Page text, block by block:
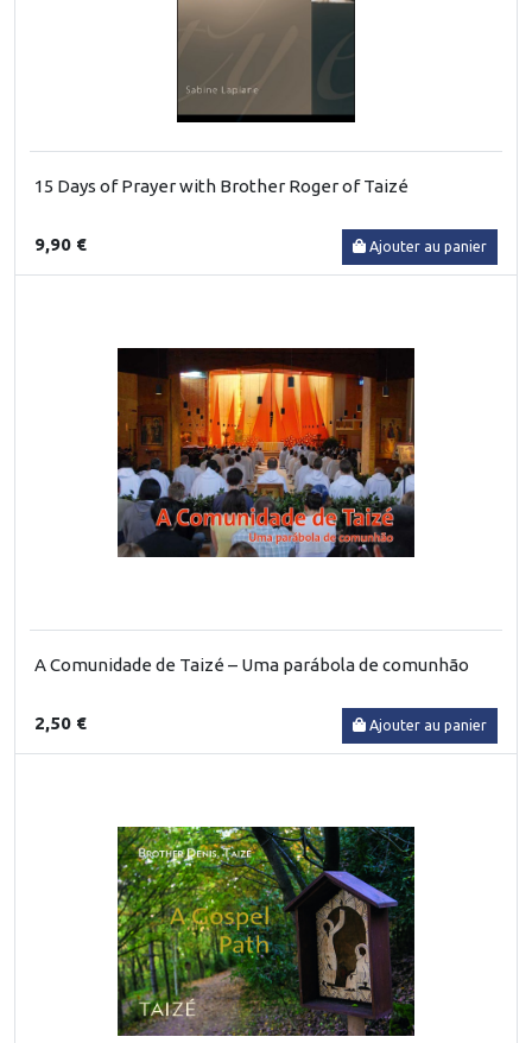
15 Days of Prayer with Brother Roger of Taizé
9,90 € Ajouter au panier
A Comunidade de Taizé – Uma parábola de comunhão
2,50 € Ajouter au panier